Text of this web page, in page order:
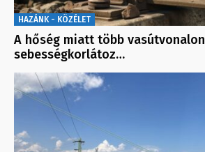
HAZÁNK - KÖZÉLET
A hőség miatt több vasútvonalon
sebességkorlátoz…